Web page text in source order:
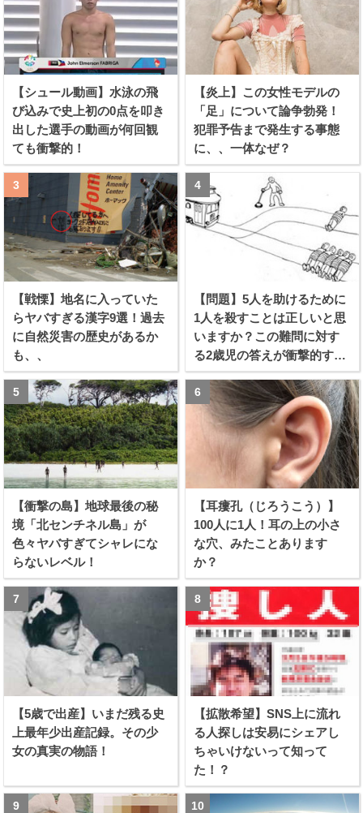
【シュール動画】水泳の飛
び込みで史上初の0点を叩き
出した選手の動画が何回観
ても衝撃的！
【炎上】この女性モデルの
「足」について論争勃発！
犯罪予告まで発生する事態
に、、一体なぜ？
【戦慄】地名に入っていた
らヤバすぎる漢字9選！過去
に自然災害の歴史があるか
も、、
【問題】5人を助けるために
1人を殺すことは正しいと思
いますか？この難問に対す
る2歳児の答えが衝撃的すぎ
る！！
【衝撃の島】地球最後の秘
境「北センチネル島」が
色々ヤバすぎてシャレにな
らないレベル！
【耳瘻孔（じろうこう）】
100人に1人！耳の上の小さ
な穴、みたことあります
か？
【5歳で出産】いまだ残る史
上最年少出産記録。その少
女の真実の物語！
【拡散希望】SNS上に流れ
る人探しは安易にシェアし
ちゃいけないって知って
た！？